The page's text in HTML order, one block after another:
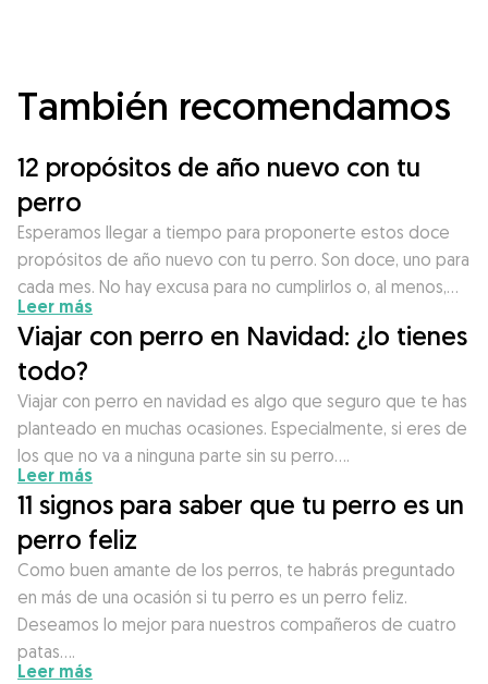
También recomendamos
12 propósitos de año nuevo con tu
perro
Esperamos llegar a tiempo para proponerte estos doce
propósitos de año nuevo con tu perro. Son doce, uno para
cada mes. No hay excusa para no cumplirlos o, al menos,…
Leer más
Viajar con perro en Navidad: ¿lo tienes
todo?
Viajar con perro en navidad es algo que seguro que te has
planteado en muchas ocasiones. Especialmente, si eres de
los que no va a ninguna parte sin su perro….
Leer más
11 signos para saber que tu perro es un
perro feliz
Como buen amante de los perros, te habrás preguntado
en más de una ocasión si tu perro es un perro feliz.
Deseamos lo mejor para nuestros compañeros de cuatro
patas….
Leer más